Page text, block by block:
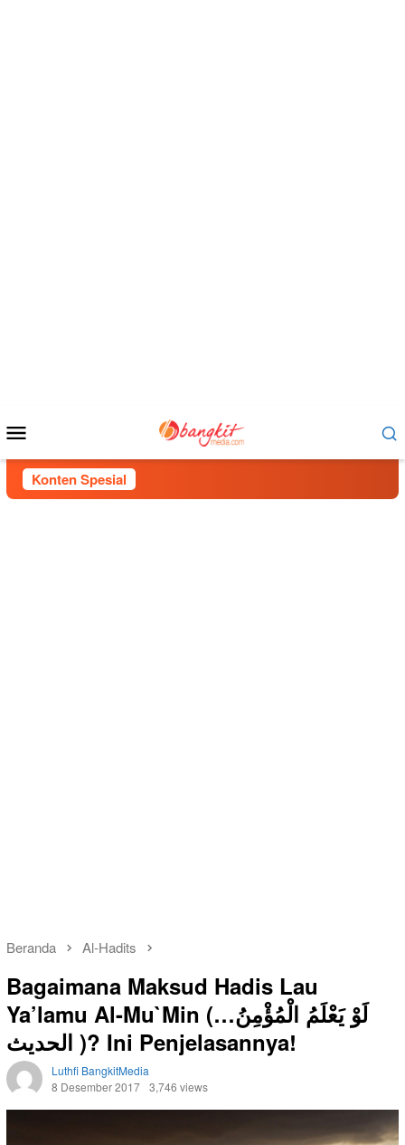
Mobile
Konten Spesial
Beranda Al-Hadits
Bagaimana Maksud Hadis Lau
Ya’lamu Al-Mu`Min (لَوْ يَعْلَمُ الْمُؤْمِنُ…
الحديث )? Ini Penjelasannya!
Luthfi BangkitMedia
8 Desember 2017 3,746 views